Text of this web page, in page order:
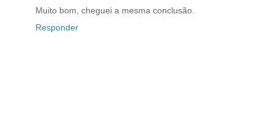
Muito bom, cheguei a mesma conclusão.
Responder